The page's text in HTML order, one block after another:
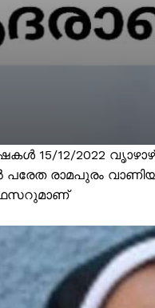
15/12/2022
പരേത രാമപുരം